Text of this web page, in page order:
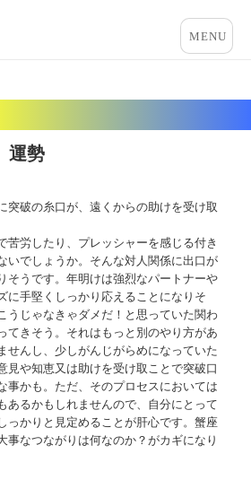
勢
突破の糸口が、遠くからの助けを受け取
苦労したり、プレッシャーを感じる付き
いでしょうか。そんな対人関係に出口が
そうです。年明けは強烈なパートナーや
に手堅くしっかり応えることになりそ
うじゃなきゃダメだ！と思っていた関わ
てきそう。それはもっと別のやり方があ
せんし、少しがんじがらめになっていた
見や知恵又は助けを受け取ことで突破口
事かも。ただ、そのプロセスにおいては
あるかもしれませんので、自分にとって
っかりと見定めることが肝心です。蟹座
事なつながりは何なのか？がカギになり